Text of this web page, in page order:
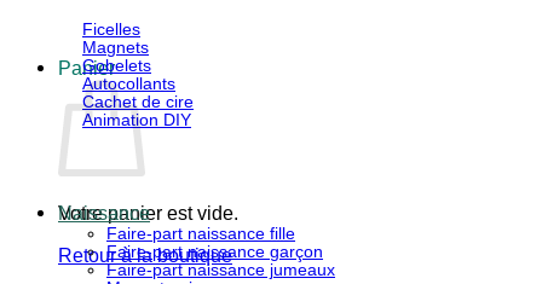
Panier
Votre panier est vide.
Retour à la boutique
Ficelles
Magnets
Gobelets
Autocollants
Cachet de cire
Animation DIY
Naissance
Faire-part naissance fille
Faire-part naissance garçon
Faire-part naissance jumeaux